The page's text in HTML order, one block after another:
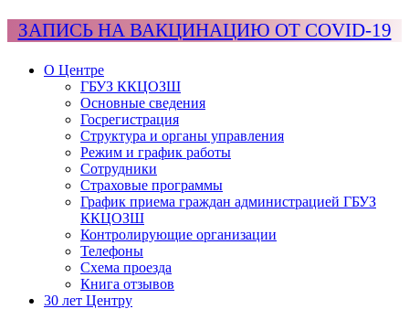
ЗАПИСЬ НА ВАКЦИНАЦИЮ ОТ COVID-19
О Центре
ГБУЗ ККЦОЗШ
Основные сведения
Госрегистрация
Структура и органы управления
Режим и график работы
Сотрудники
Страховые программы
График приема граждан администрацией ГБУЗ
ККЦОЗШ
Контролирующие организации
Телефоны
Схема проезда
Книга отзывов
30 лет Центру